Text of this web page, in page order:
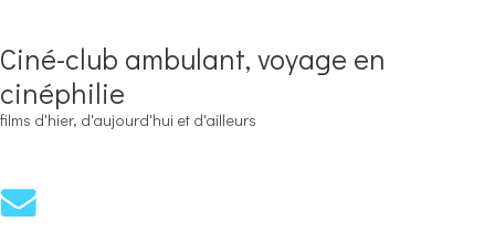
Ciné-club ambulant, voyage en
cinéphilie
films d'hier, d'aujourd'hui et d'ailleurs